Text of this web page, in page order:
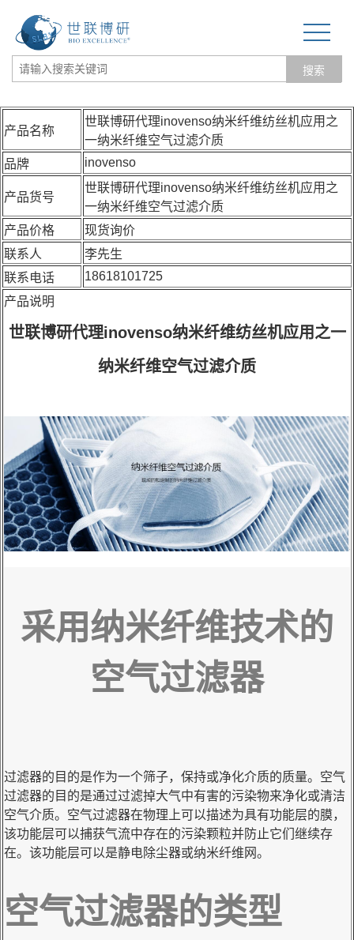
搜索
网站首页
关于我们
生物力学专题
3D打印和电纺丝
更多产品
经营品牌
科研委托·租赁
产品名称
世联博研代理inovenso纳米纤维纺丝机应用之
一纳米纤维空气过滤介质
品牌
inovenso
产品货号
世联博研代理inovenso纳米纤维纺丝机应用之
一纳米纤维空气过滤介质
产品价格
现货询价
联系人
李先生
联系电话
18618101725
产品说明
世联博研代理inovenso纳米纤维纺丝机应用之一
纳米纤维空气过滤介质
采用纳米纤维技术的
空气过滤器
过滤器的目的是作为一个筛子，保持或净化介质的质量。空气
过滤器的目的是通过过滤掉大气中有害的污染物来净化或清洁
空气介质。空气过滤器在物理上可以描述为具有功能层的膜，
该功能层可以捕获气流中存在的污染颗粒并防止它们继续存
在。该功能层可以是静电除尘器或纳米纤维网。
空气过滤器的类型